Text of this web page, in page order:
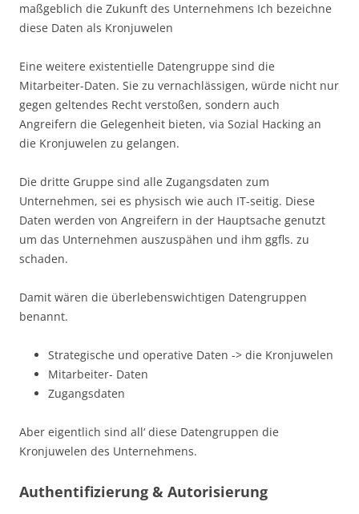
maßgeblich die Zukunft des Unternehmens Ich bezeichne
diese Daten als Kronjuwelen
Eine weitere existentielle Datengruppe sind die
Mitarbeiter-Daten. Sie zu vernachlässigen, würde nicht nur
gegen geltendes Recht verstoßen, sondern auch
Angreifern die Gelegenheit bieten, via Sozial Hacking an
die Kronjuwelen zu gelangen.
Die dritte Gruppe sind alle Zugangsdaten zum
Unternehmen, sei es physisch wie auch IT-seitig. Diese
Daten werden von Angreifern in der Hauptsache genutzt
um das Unternehmen auszuspähen und ihm ggfls. zu
schaden.
Damit wären die überlebenswichtigen Datengruppen
benannt.
Strategische und operative Daten -> die Kronjuwelen
Mitarbeiter- Daten
Zugangsdaten
Aber eigentlich sind all‘ diese Datengruppen die
Kronjuwelen des Unternehmens.
Authentifizierung & Autorisierung